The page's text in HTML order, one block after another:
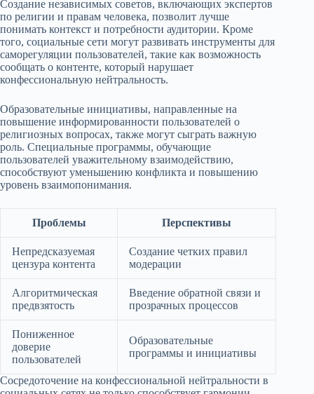
Создание независимых советов, включающих экспертов
по религии и правам человека, позволит лучше
понимать контекст и потребности аудитории. Кроме
того, социальные сети могут развивать инструменты для
саморегуляции пользователей, такие как возможность
сообщать о контенте, который нарушает
конфессиональную нейтральность.
Образовательные инициативы, направленные на
повышение информированности пользователей о
религиозных вопросах, также могут сыграть важную
роль. Специальные программы, обучающие
пользователей уважительному взаимодействию,
способствуют уменьшению конфликта и повышению
уровень взаимопонимания.
Проблемы Перспективы
Непредсказуемая
цензура контента
Создание четких правил
модерации
Алгоритмическая
предвзятость
Введение обратной связи и
прозрачных процессов
Пониженное
доверие
пользователей
Образовательные
программы и инициативы
Сосредоточение на конфессиональной нейтральности в